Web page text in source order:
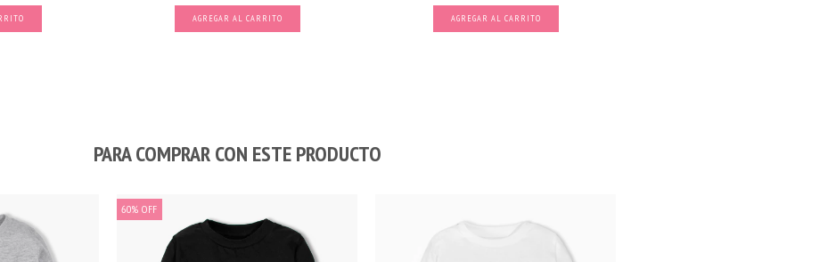
AGREGAR AL CARRITO AGREGAR AL CARRITO
PARA COMPRAR CON ESTE PRODUCTO
60% OFF